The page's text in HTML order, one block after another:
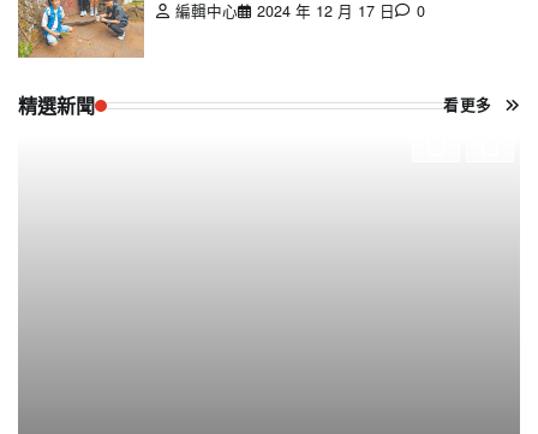
編輯中心 2024 年 12 月 17 日 0
精選新聞 看更多